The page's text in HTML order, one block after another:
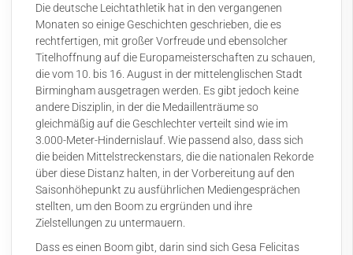
Die deutsche Leichtathletik hat in den vergangenen
Monaten so einige Geschichten geschrieben, die es
rechtfertigen, mit großer Vorfreude und ebensolcher
Titelhoffnung auf die Europameisterschaften zu schauen,
die vom 10. bis 16. August in der mittelenglischen Stadt
Birmingham ausgetragen werden. Es gibt jedoch keine
andere Disziplin, in der die Medaillenträume so
gleichmäßig auf die Geschlechter verteilt sind wie im
3.000-Meter-Hindernislauf. Wie passend also, dass sich
die beiden Mittelstreckenstars, die die nationalen Rekorde
über diese Distanz halten, in der Vorbereitung auf den
Saisonhöhepunkt zu ausführlichen Mediengesprächen
stellten, um den Boom zu ergründen und ihre
Zielstellungen zu untermauern.
Dass es einen Boom gibt, darin sind sich Gesa Felicitas